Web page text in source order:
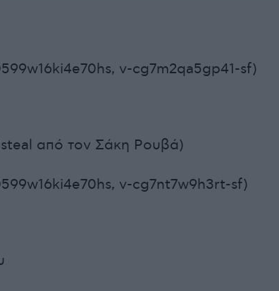
v-cg7m2qa5gp41-sf)
από τον Σάκη Ρουβά)
v-cg7nt7w9h3rt-sf)